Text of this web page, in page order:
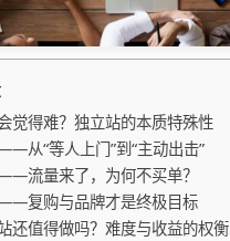
觉得难？独立站的本质特殊性
从“等人上门”到“主动出击”
流量来了，为何不买单？
复购与品牌才是终极目标
还值得做吗？难度与收益的权衡